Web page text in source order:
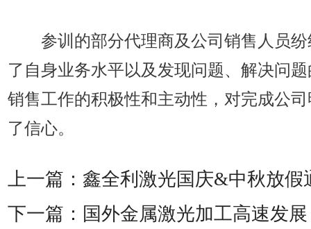
参训的部分代理商及公司销售人员纷
了自身业务水平以及发现问题、解决问
销售工作的积极性和主动性，对完成公
了信心。
上一篇： 鑫全利激光国庆&中秋放假
下一篇： 国外金属激光加工高速发